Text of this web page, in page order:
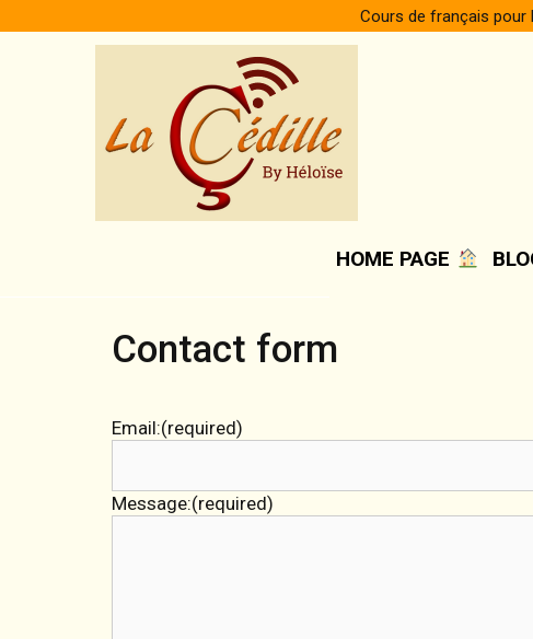
to
Cours de français pour
HOME PAGE
Contact form
Email:(required)
Message:(required)